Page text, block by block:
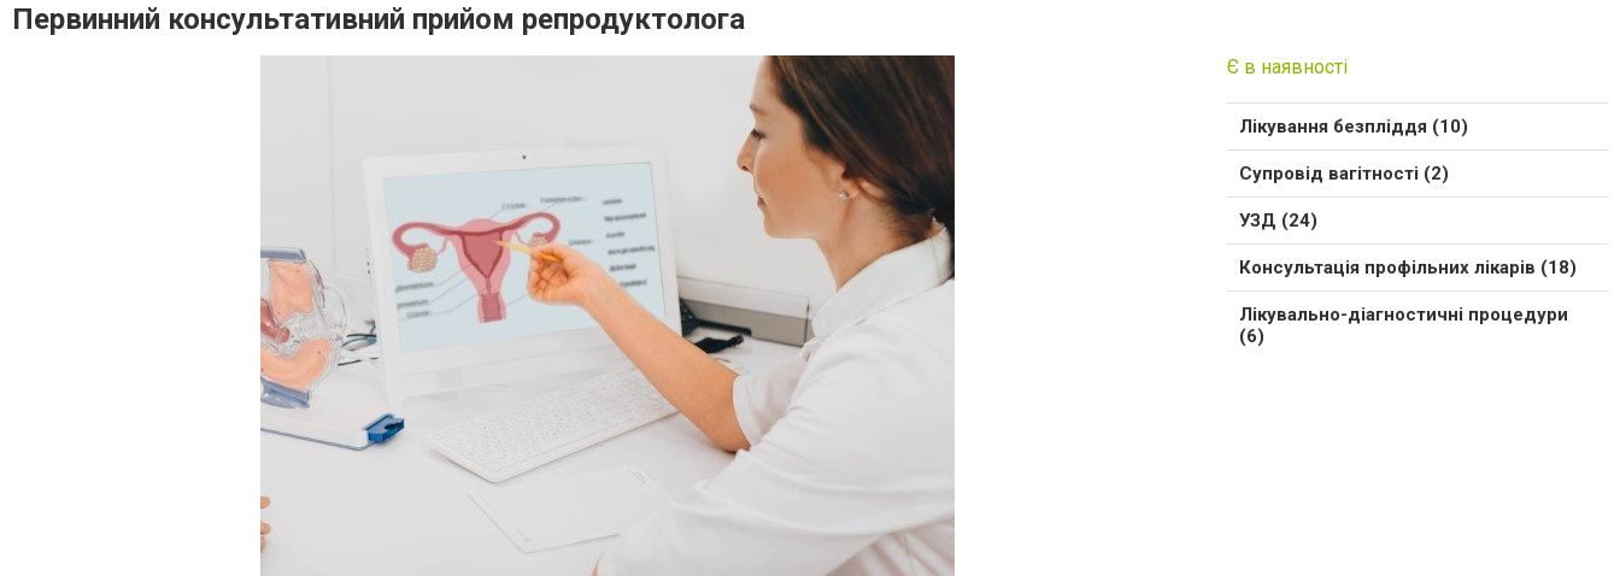
Первинний консультативний прийом репродуктолога
Є в наявності
Лікування безпліддя (10)
Супровід вагітності (2)
УЗД (24)
Консультація профільних лікарів (18)
Лікувально-діагностичні процедури
(6)